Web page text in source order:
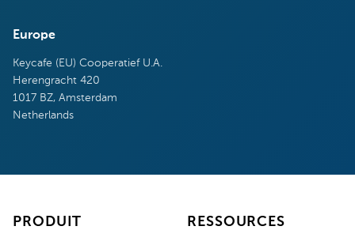
Europe
Keycafe (EU) Cooperatief U.A.
Herengracht 420
1017 BZ, Amsterdam
Netherlands
PRODUIT RESSOURCES